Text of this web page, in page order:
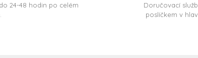
24-48 hodin po celém
Doručovací
poslíčkem v